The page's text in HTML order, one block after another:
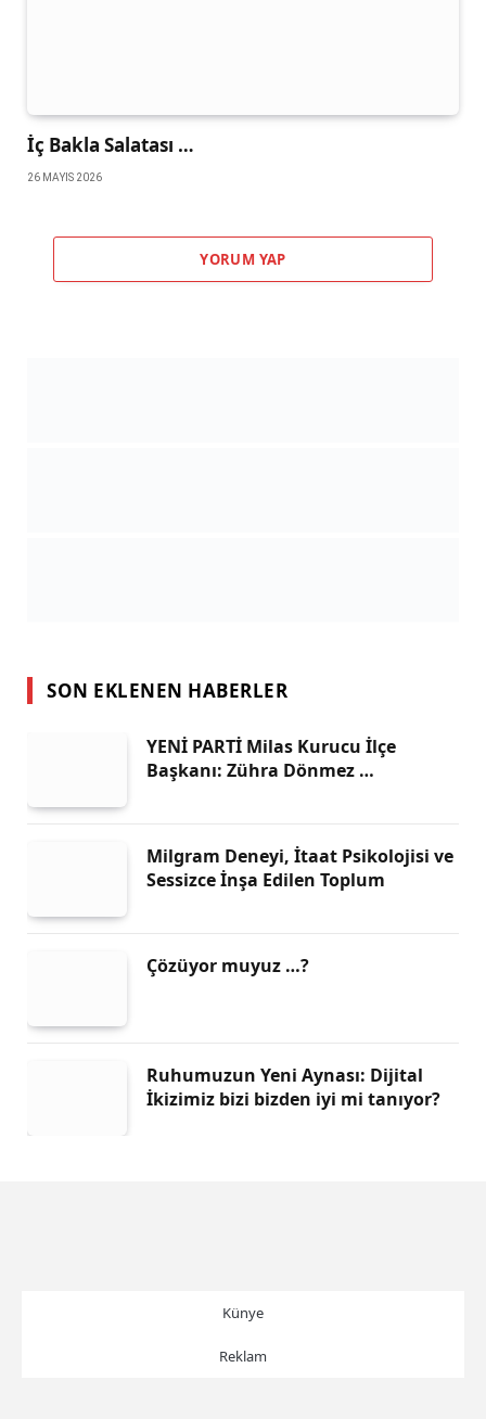
İç Bakla Salatası …
26 MAYIS 2026
YORUM YAP
SON EKLENEN HABERLER
YENİ PARTİ Milas Kurucu İlçe
Başkanı: Zühra Dönmez …
Milgram Deneyi, İtaat Psikolojisi ve
Sessizce İnşa Edilen Toplum
Çözüyor muyuz …?
Ruhumuzun Yeni Aynası: Dijital
İkizimiz bizi bizden iyi mi tanıyor?
Künye
Reklam